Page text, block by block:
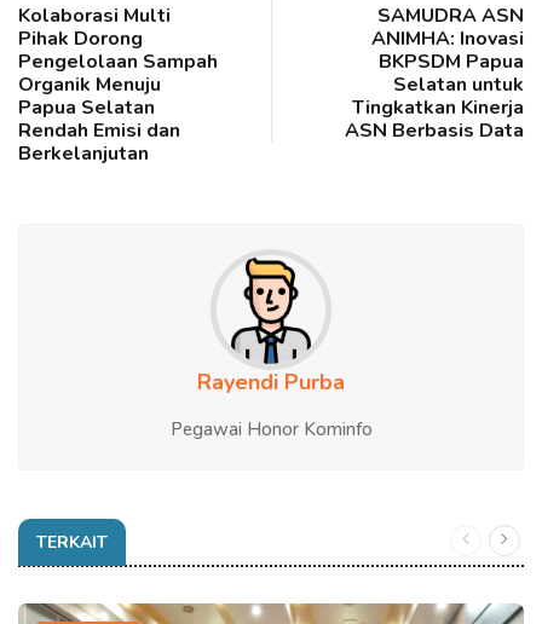
Kolaborasi Multi
Pihak Dorong
Pengelolaan Sampah
Organik Menuju
Papua Selatan
Rendah Emisi dan
Berkelanjutan
SAMUDRA ASN
ANIMHA: Inovasi
BKPSDM Papua
Selatan untuk
Tingkatkan Kinerja
ASN Berbasis Data
Rayendi Purba
Pegawai Honor Kominfo
TERKAIT